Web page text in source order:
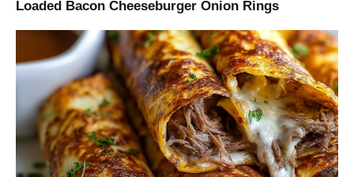
Loaded Bacon Cheeseburger Onion Rings